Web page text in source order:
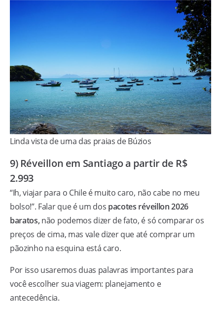
Linda vista de uma das praias de Búzios
9) Réveillon em Santiago a partir de R$
2.993
“Ih, viajar para o Chile é muito caro, não cabe no meu
bolso!”. Falar que é um dos pacotes réveillon 2026
baratos, não podemos dizer de fato, é só comparar os
preços de cima, mas vale dizer que até comprar um
pãozinho na esquina está caro.
Por isso usaremos duas palavras importantes para
você escolher sua viagem: planejamento e
antecedência.